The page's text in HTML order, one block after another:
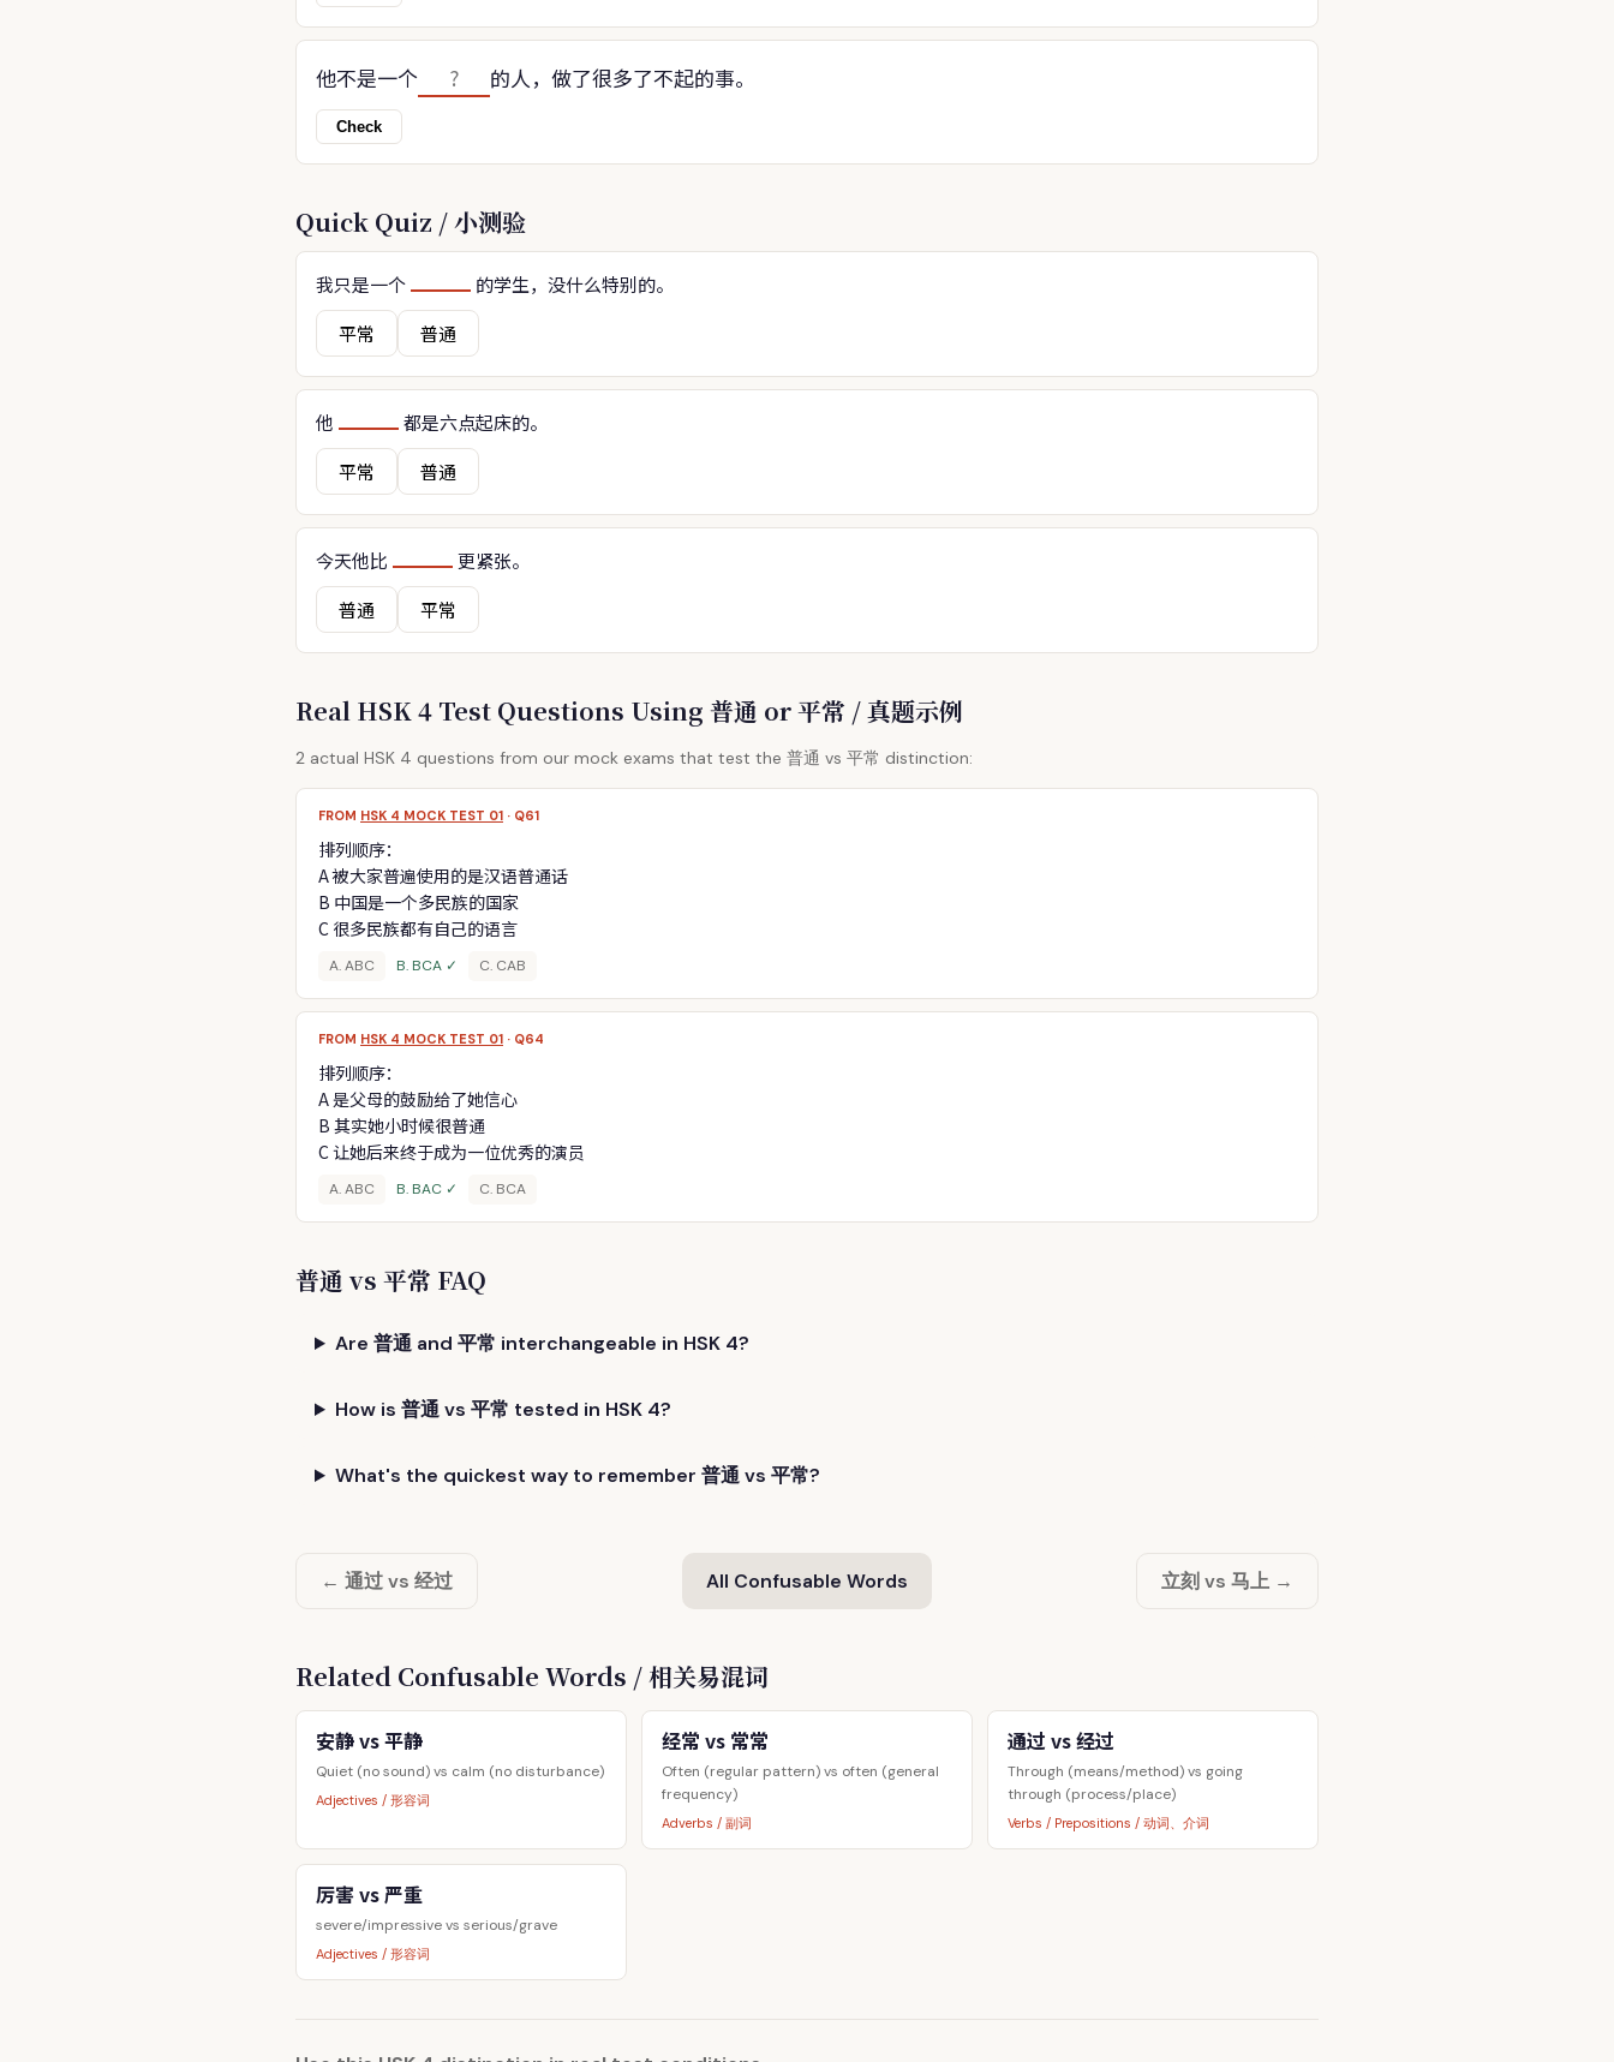
他不是一个 的人，做了很多了不起的事。
Check
Quick Quiz / 小测验
我只是一个
的学生，没什么特别的。
平常
普通
他
都是六点起床的。
平常
普通
今天他比
更紧张。
普通
平常
Real HSK 4 Test Questions Using 普通 or 平常 / 真题示例
2 actual HSK 4 questions from our mock exams that test the 普通 vs 平常 distinction:
FROM HSK 4 MOCK TEST 01 · Q61
排列顺序：
A 被大家普遍使用的是汉语普通话
B 中国是一个多民族的国家
C 很多民族都有自己的语言
A. ABC B. BCA ✓ C. CAB
FROM HSK 4 MOCK TEST 01 · Q64
排列顺序：
A 是父母的鼓励给了她信心
B 其实她小时候很普通
C 让她后来终于成为一位优秀的演员
A. ABC B. BAC ✓ C. BCA
普通 vs 平常 FAQ
Are 普通 and 平常 interchangeable in HSK 4?
How is 普通 vs 平常 tested in HSK 4?
What's the quickest way to remember 普通 vs 平常?
← 通过 vs 经过 All Confusable Words 立刻 vs 马上 →
Related Confusable Words / 相关易混词
安静 vs 平静
Quiet (no sound) vs calm (no disturbance)
Adjectives / 形容词
经常 vs 常常
Often (regular pattern) vs often (general
frequency)
Adverbs / 副词
通过 vs 经过
Through (means/method) vs going
through (process/place)
Verbs / Prepositions / 动词、介词
厉害 vs 严重
severe/impressive vs serious/grave
Adjectives / 形容词